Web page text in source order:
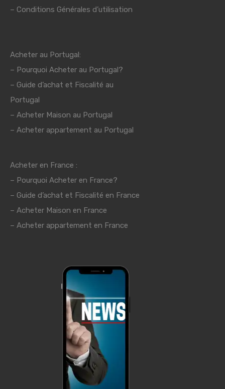
– Conditions Générales d’utilisation
Acheter au Portugal:
– Pourquoi Acheter au Portugal?
– Guide d’achat et Fiscalité au
Portugal
– Acheter Maison au Portugal
– Acheter appartement au Portugal
Acheter en France :
– Pourquoi Acheter en France?
– Guide d’achat et Fiscalité en France
– Acheter Maison en France
– Acheter appartement en France